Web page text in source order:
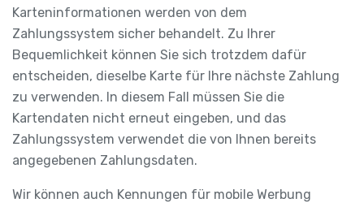
Karteninformationen werden von dem
Zahlungssystem sicher behandelt. Zu Ihrer
Bequemlichkeit können Sie sich trotzdem dafür
entscheiden, dieselbe Karte für Ihre nächste Zahlung
zu verwenden. In diesem Fall müssen Sie die
Kartendaten nicht erneut eingeben, und das
Zahlungssystem verwendet die von Ihnen bereits
angegebenen Zahlungsdaten.
Wir können auch Kennungen für mobile Werbung